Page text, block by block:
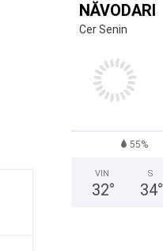
NĂVODARI
Cer Senin
55%
VIN
32°
S
34°